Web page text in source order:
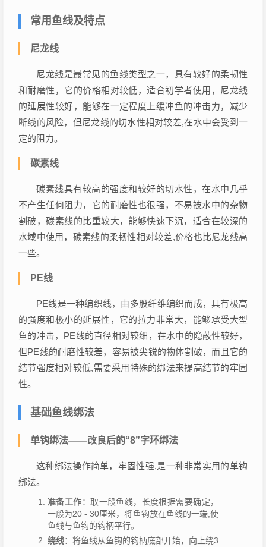
常用鱼线及特点
尼龙线
尼龙线是最常见的鱼线类型之一，具有较好的柔韧性
和耐磨性，它的价格相对较低，适合初学者使用，尼龙线
的延展性较好，能够在一定程度上缓冲鱼的冲击力，减少
断线的风险，但尼龙线的切水性相对较差,在水中会受到一
定的阻力。
碳素线
碳素线具有较高的强度和较好的切水性，在水中几乎
不产生任何阻力，它的耐磨性也很强，不易被水中的杂物
割破，碳素线的比重较大，能够快速下沉，适合在较深的
水域中使用，碳素线的柔韧性相对较差,价格也比尼龙线高
一些。
PE线
PE线是一种编织线，由多股纤维编织而成，具有极高
的强度和极小的延展性，它的拉力非常大，能够承受大型
鱼的冲击，PE线的直径相对较细，在水中的隐蔽性较好，
但PE线的耐磨性较差，容易被尖锐的物体割破，而且它的
结节强度相对较低,需要采用特殊的绑法来提高结节的牢固
性。
基础鱼线绑法
单钩绑法——改良后的“8”字环绑法
这种绑法操作简单，牢固性强,是一种非常实用的单钩
绑法。
准备工作：取一段鱼线，长度根据需要确定，
一般为20 - 30厘米，将鱼钩放在鱼线的一端,使
鱼线与鱼钩的钩柄平行。
绕线：将鱼线从鱼钩的钩柄底部开始，向上绕3